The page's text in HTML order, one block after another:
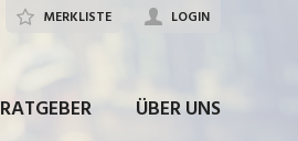
RATGEBER ÜBER UNS
MERKLISTE LOGIN